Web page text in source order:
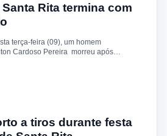
Rita termina com
terça-feira (09), um homem
Cardoso Pereira morreu após
no povoado Timbotiba, zona rural
com a PM, os policiais estavam
de prisão contra Darliton, apontado
morte brutal de Leandro Sena ,
de 2024. A vítima teria sido
a ação, o suspeito teria reagido à
contra a guarnição, que revidou.
a tiros durante festa